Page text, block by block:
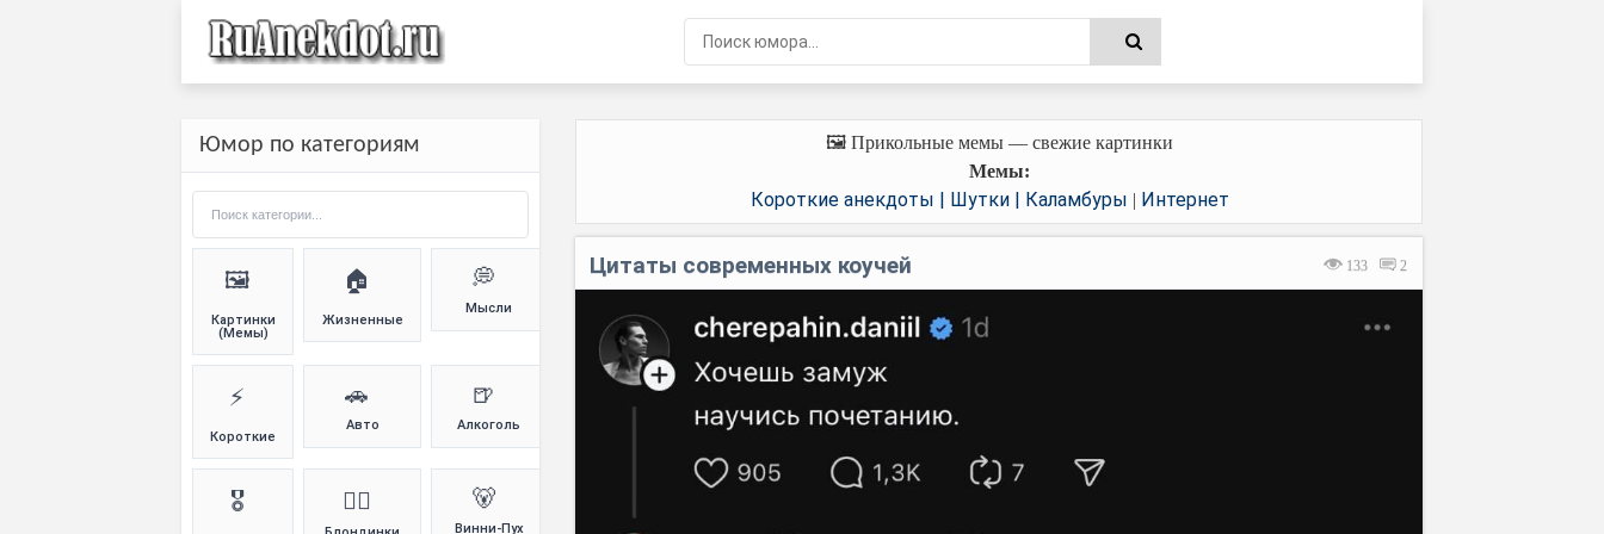
🖼️ Прикольные мемы — свежие картинки
Мемы:
Короткие анекдоты | Шутки | Каламбуры | Интернет
133 2
Цитаты современных коучей
Юмор по категориям
🖼️
Картинки
(Мемы)
🏠
Жизненные
💭
Мысли
⚡
Короткие
🚗
Авто
🍺
Алкоголь
🎖️ 👱‍♀️ 🐻
Винни-Пух